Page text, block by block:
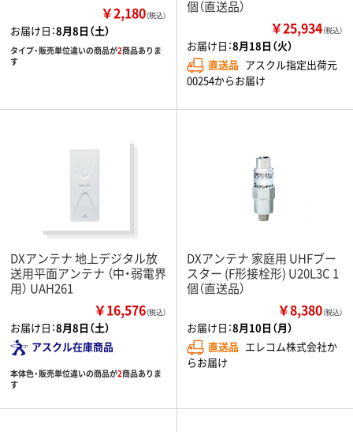
￥2,180（税込）
お届け日：8月8日（土）
タイプ・販売単位違いの商品が2商品ありま
す
個（直送品）
￥25,934（税込）
お届け日：8月18日（火）
直送品 アスクル指定出荷元
00254からお届け
DXアンテナ 地上デジタル放
送用平面アンテナ （中・弱電界
用） UAH261
￥16,576（税込）
お届け日：8月8日（土）
アスクル在庫商品
本体色・販売単位違いの商品が2商品ありま
す
DXアンテナ 家庭用 UHFブー
スター (F形接栓形) U20L3C 1
個（直送品）
￥8,380（税込）
お届け日：8月10日（月）
直送品 エレコム株式会社か
らお届け